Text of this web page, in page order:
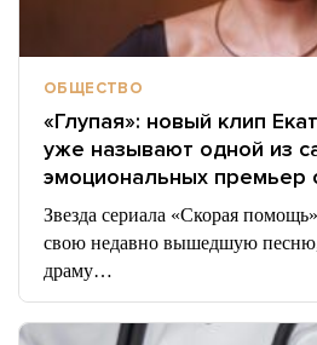
ОБЩЕСТВО
«Глупая»: новый клип
уже называют одной из
эмоциональных премьер
Звезда сериала «Скорая
свою недавно вышедшую песню,
драму…